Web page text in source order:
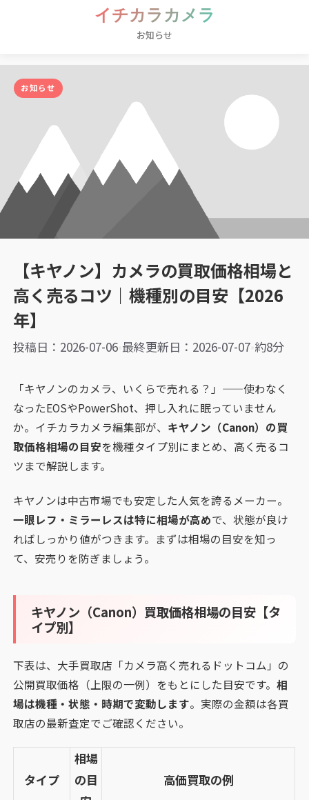
イチカラカメラ
お知らせ
お知らせ
【キヤノン】カメラの買取価格相場と
高く売るコツ｜機種別の目安【2026
年】
投稿日：2026-07-06 最終更新日：2026-07-07 約8分
「キヤノンのカメラ、いくらで売れる？」——使わなく
なったEOSやPowerShot、押し入れに眠っていません
か。イチカラカメラ編集部が、 キヤノン（Canon）の買
取価格相場の目安を機種タイプ別にまとめ、高く売るコ
ツまで解説します。
キヤノンは中古市場でも安定した人気を誇るメーカー。
一眼レフ・ミラーレスは特に相場が高めで、状態が良け
ればしっかり値がつきます。まずは相場の目安を知っ
て、安売りを防ぎましょう。
キヤノン（Canon）買取価格相場の目安【タ
イプ別】
下表は、大手買取店「カメラ高く売れるドットコム」の
公開買取価格（上限の一例）をもとにした目安です。相
場は機種・状態・時期で変動します。実際の金額は各買
取店の最新査定でご確認ください。
タイプ
相場
の目
高価買取の例